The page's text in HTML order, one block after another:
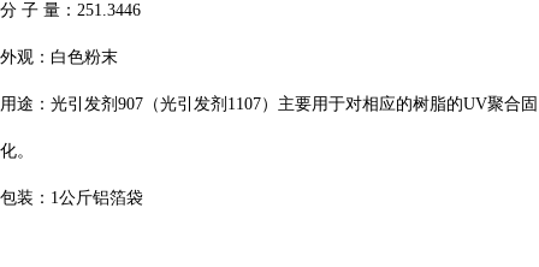
分 子 量： 251.3446
外观：白色粉末
用途：光引发剂 907 （光引发剂 1107） 主要用于对相应的树脂的UV聚合固
化。
包装： 1公斤铝箔袋